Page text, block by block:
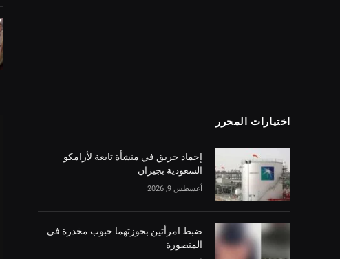
اختيارات المحرر
إخماد حريق في منشأة تابعة لأرامكو
السعودية بجيزان
أغسطس 9, 2026
ضبط امرأتين بحوزتهما حبوب مخدرة في
المنصورة